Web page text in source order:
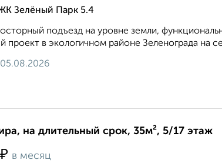
Зелёный Парк 5.4
подъезд на уровне земли,
проект в экологичном районе Зеленограда на
на длительный срок, 35м², 5/17 этаж
₽ в месяц